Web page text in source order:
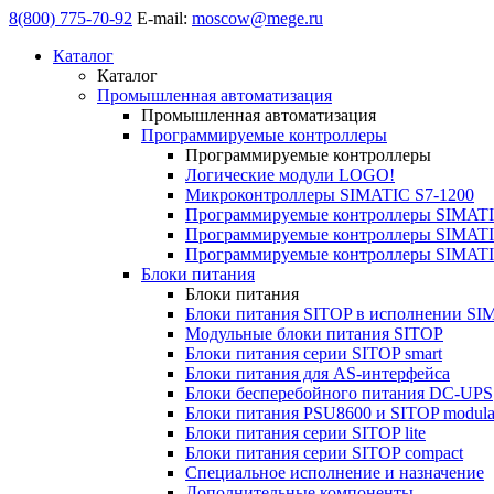
8(800) 775-70-92 E-mail: moscow@mege.ru
Каталог
Каталог
Промышленная автоматизация
Промышленная автоматизация
Программируемые контроллеры
Программируемые контроллеры
Логические модули LOGO!
Микроконтроллеры SIMATIC S7-1200
Программируемые контроллеры
Программируемые контроллеры
Программируемые контроллеры
Блоки питания
Блоки питания
Блоки питания SITOP в исполнении
Модульные блоки питания SITOP
Блоки питания серии SITOP smart
Блоки питания для AS-интерфейса
Блоки бесперебойного питания DC-UPS
Блоки питания PSU8600 и SITOP
Блоки питания серии SITOP lite
Блоки питания серии SITOP compact
Специальное исполнение и назначение